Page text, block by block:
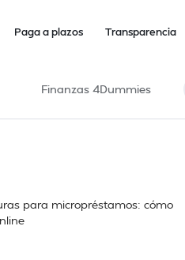
Paga a plazos Transparencia
Finanzas 4Dummies